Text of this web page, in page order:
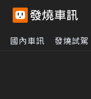
國內車訊 發燒試駕